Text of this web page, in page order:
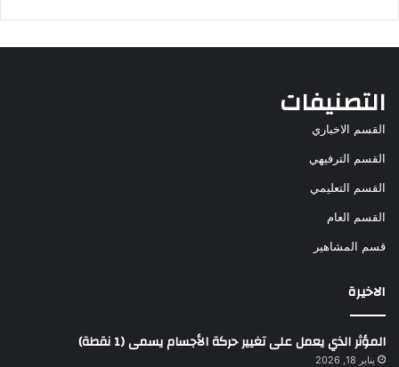
التصنيفات
القسم الاخباري
القسم الترفيهي
القسم التعليمي
القسم العام
قسم المشاهير
الاخيرة
المؤثر الذي يعمل على تغيير حركة الأجسام يسمى (1 نقطة)
يناير 18, 2026